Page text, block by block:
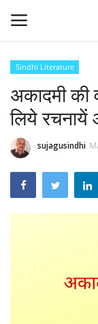
Home
Contact
Sindhi Samaj
Sindhi Literature
अकादमी की
लिये रचनायें
sujagusindhi